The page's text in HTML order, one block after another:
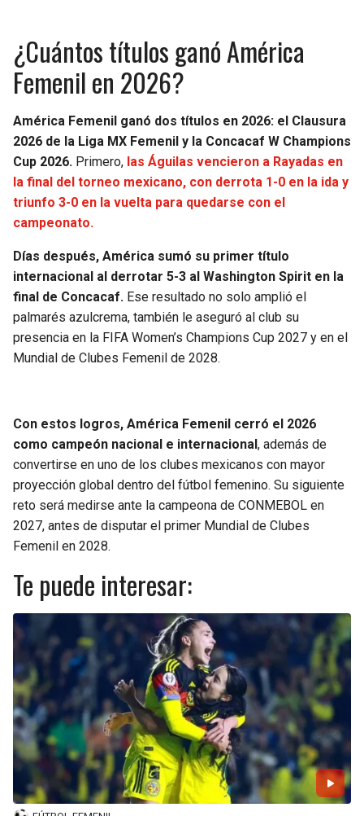
¿Cuántos títulos ganó América
Femenil en 2026?
América Femenil ganó dos títulos en 2026: el Clausura
2026 de la Liga MX Femenil y la Concacaf W Champions
Cup 2026. Primero, las Águilas vencieron a Rayadas en
la final del torneo mexicano, con derrota 1-0 en la ida y
triunfo 3-0 en la vuelta para quedarse con el
campeonato.
Días después, América sumó su primer título
internacional al derrotar 5-3 al Washington Spirit en la
final de Concacaf. Ese resultado no solo amplió el
palmarés azulcrema, también le aseguró al club su
presencia en la FIFA Women’s Champions Cup 2027 y en el
Mundial de Clubes Femenil de 2028.
Con estos logros, América Femenil cerró el 2026
como campeón nacional e internacional , además de
convertirse en uno de los clubes mexicanos con mayor
proyección global dentro del fútbol femenino. Su siguiente
reto será medirse ante la campeona de CONMEBOL en
2027, antes de disputar el primer Mundial de Clubes
Femenil en 2028.
Te puede interesar: